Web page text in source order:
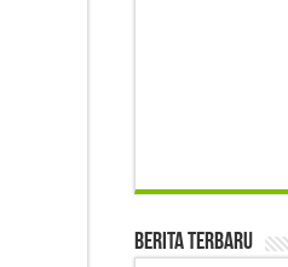
Berita Terbaru